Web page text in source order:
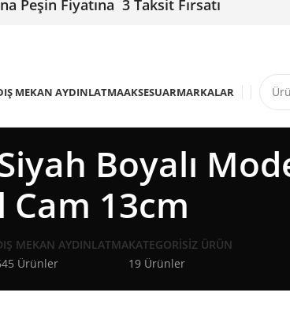
Peşin Fiyatına 3 Taksit Fırsatı
MEKAN AYDINLATMAAKSESUARMARKALAR
Boyalı
Cam 13cm
MEKAN AYDINLATMA
Ürünler
KATEGORISIZ ÜRÜN
19 Ürünler